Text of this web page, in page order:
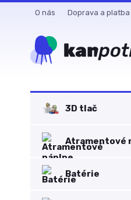
O nás Doprava a platba
3D tlač
Atramentové
Batérie